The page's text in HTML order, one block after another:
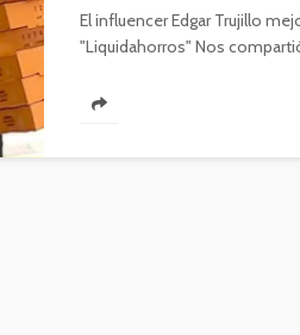
El influencer Edgar Trujillo
"Liquidahorros" Nos